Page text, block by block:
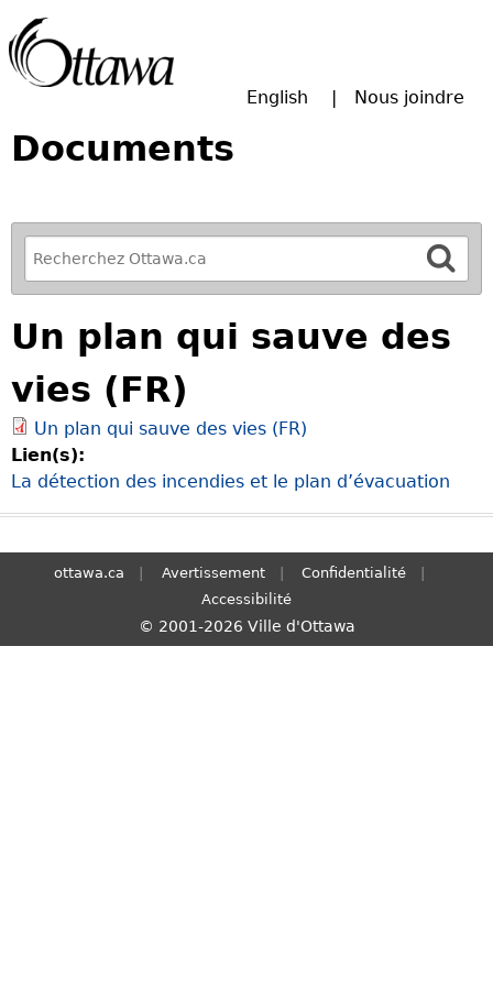
English Nous joindre
Documents
R
e
f
i
n
e
y
o
u
r
S
h
Un plan qui sauve des
vies (FR)
Un plan qui sauve des vies (FR)
Lien(s):
La détection des incendies et le plan d’évacuation
ottawa.ca Avertissement
Confidentialité
Accessibilité
© 2001-2026 Ville d'Ottawa